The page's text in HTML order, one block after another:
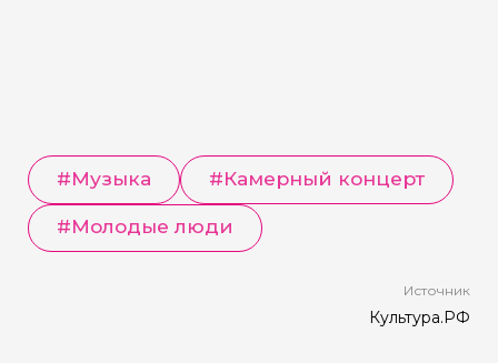
#Музыка #Камерный концерт
#Молодые люди
Источник
Культура.РФ